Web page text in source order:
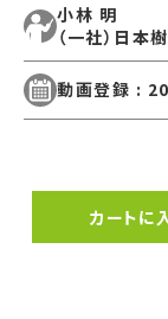
小林 明
（一社）日
動画登録 :
カートに